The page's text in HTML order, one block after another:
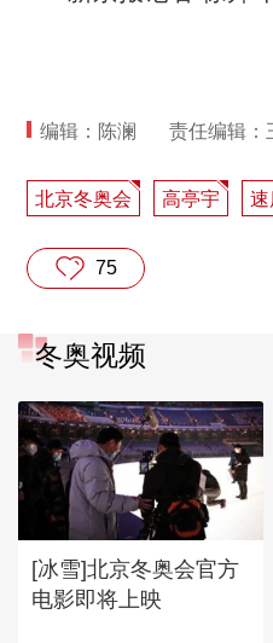
编辑：陈澜 责任编辑：
北京冬奥会 高亭宇 速
75
冬奥视频
[冰雪]北京冬奥会官方
电影即将上映